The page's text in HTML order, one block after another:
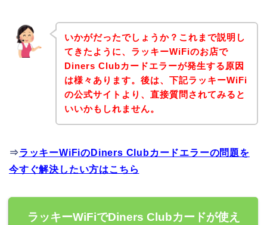
いかがだったでしょうか？これまで説明し
てきたように、ラッキーWiFiのお店で
Diners Clubカードエラーが発生する原因
は様々あります。後は、下記ラッキーWiFi
の公式サイトより、直接質問されてみると
いいかもしれません。
⇒ラッキーWiFiのDiners Clubカードエラーの問題を
今すぐ解決したい方はこちら
ラッキーWiFiでDiners Clubカードが使え